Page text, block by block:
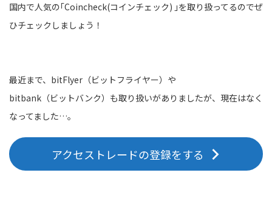
国内で人気の｢Coincheck(コインチェック) ｣を取り扱ってるのでぜ
ひチェックしましょう！
最近まで、bitFlyer（ビットフライヤー）や
bitbank（ビットバンク）も取り扱いがありましたが、現在はなく
なってました…。
アクセストレードの登録をする